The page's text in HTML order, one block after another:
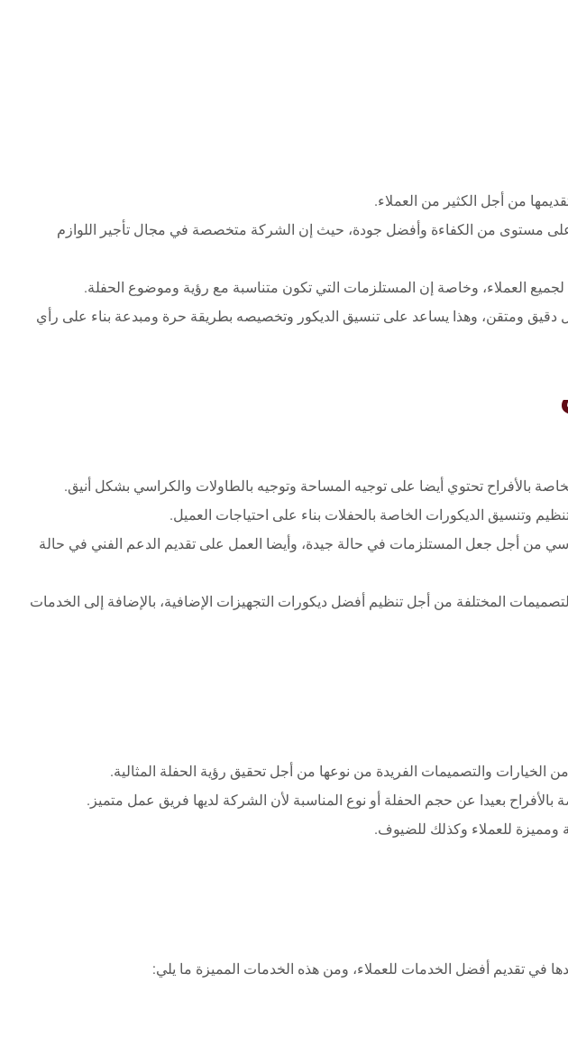
من أجل الكثير من العملاء.
مستوى من الكفاءة وأفضل جودة، حيث إن الشركة متخصصة في مجال تأجير اللوازم
العملاء، وخاصة إن المستلزمات التي تكون متناسبة مع رؤية وموضوع الحفلة.
دقيق ومتقن، وهذا يساعد على تنسيق الديكور وتخصيصه بطريقة حرة ومبدعة بناء على رأي
بالأفراح تحتوي أيضا على توجيه المساحة وتوجيه بالطاولات والكراسي بشكل أنيق.
وتنسيق الديكورات الخاصة بالحفلات بناء على احتياجات العميل.
من أجل جعل المستلزمات في حالة جيدة، وأيضا العمل على تقديم الدعم الفني في حالة
المختلفة من أجل تنظيم أفضل ديكورات التجهيزات الإضافية، بالإضافة إلى الخدمات
والتصميمات الفريدة من نوعها من أجل تحقيق رؤية الحفلة المثالية.
بعيدا عن حجم الحفلة أو نوع المناسبة لأن الشركة لديها فريق عمل متميز.
ومميزة للعملاء وكذلك للضيوف.
في تقديم أفضل الخدمات للعملاء، ومن هذه الخدمات المميزة ما يلي: